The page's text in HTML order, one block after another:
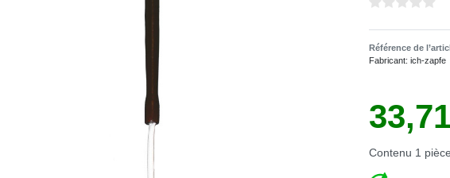
Référence de
Fabricant: ich-zapfe
Contenu 1 pièce